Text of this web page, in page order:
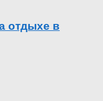
отдыхе в